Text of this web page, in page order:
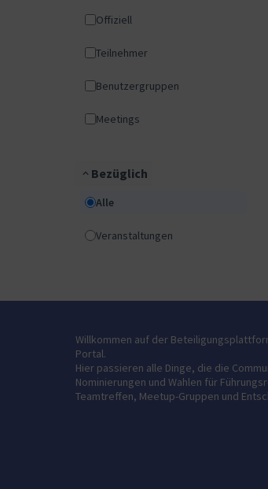
Offiziell
Teilnehmer
Benutzergruppen
Meetings
Bezüglich
Alle
Veranstaltungen
Willkommen auf der
Portal.
Hier passieren alle Dinge, die die
Nominierungen und Wahlen für
Teamtreffen, Meetup-Gruppen und